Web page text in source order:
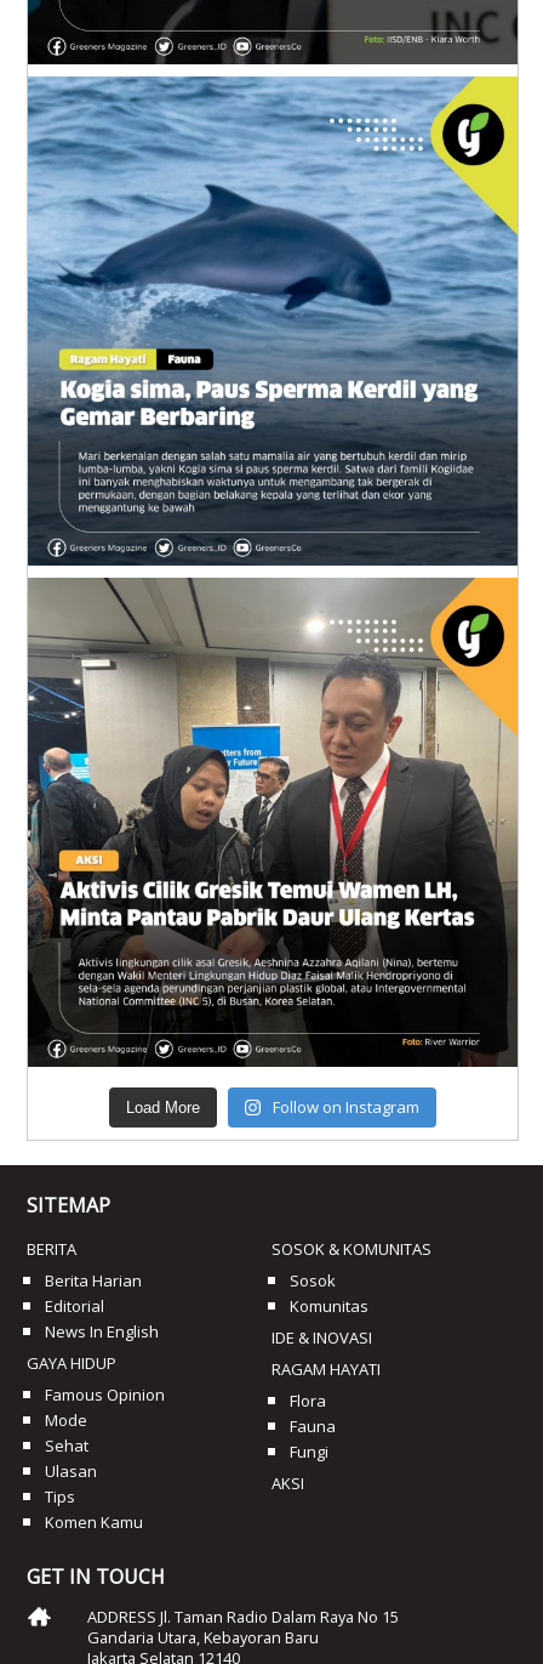
Load More Follow on Instagram
SITEMAP
BERITA
Berita Harian
Editorial
News In English
GAYA HIDUP
Famous Opinion
Mode
Sehat
Ulasan
Tips
Komen Kamu
SOSOK & KOMUNITAS
Sosok
Komunitas
IDE & INOVASI
RAGAM HAYATI
Flora
Fauna
Fungi
AKSI
GET IN TOUCH
ADDRESS Jl. Taman Radio Dalam Raya No 15
Gandaria Utara, Kebayoran Baru
Jakarta Selatan 12140